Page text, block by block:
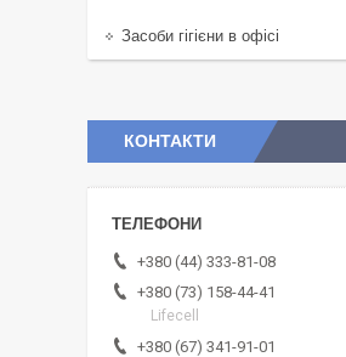
Засоби гігієни в офісі
КОНТАКТИ
+380 (44) 333-81-08
+380 (73) 158-44-41
Lifecell
+380 (67) 341-91-01